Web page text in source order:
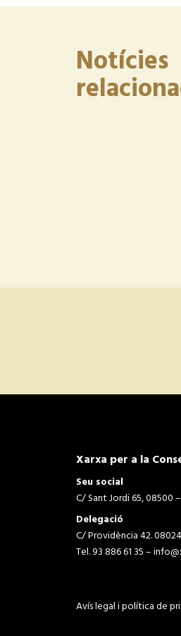
Notícies
Xarxa per a la
Seu social
C/ Sant Jordi 65, 08500
Delegació
C/ Providència 42.
Tel. 93 886 61 35 –
Avís legal i política de